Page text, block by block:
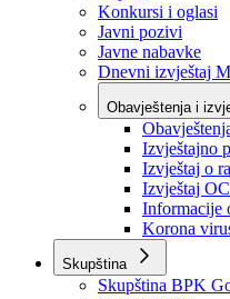
Sve vijesti
Izdvojeno
Najave
Konkursi i oglasi
Javni pozivi
Javne nabavke
Dnevni izvještaj
Obavještenja i
Izvještajno
Izvještaj o
Izvještaj OC
Informacije
Korona